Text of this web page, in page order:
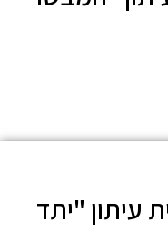
עיתון "יתד